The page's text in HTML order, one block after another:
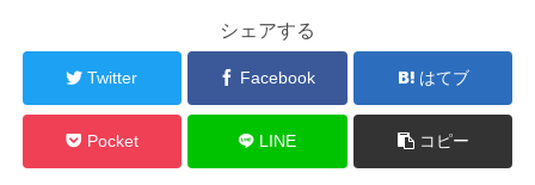
シェアする
Twitter Facebook はてブ
Pocket LINE コピー